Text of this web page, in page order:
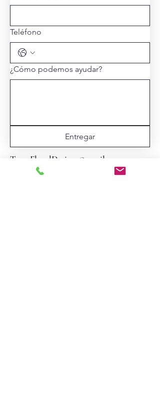
Teléfono
¿Cómo podemos ayudar?
Entregar
TexasFloralDesigns@gmail.com
713-806-1953